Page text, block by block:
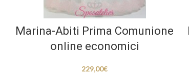
Marina-Abiti Prima Comunione
online economici
229,00€